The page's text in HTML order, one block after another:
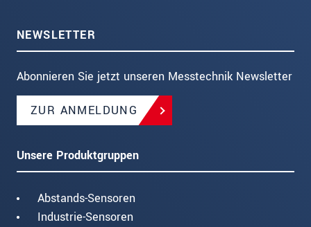
NEWSLETTER
Abonnieren Sie jetzt unseren Messtechnik Newsletter
ZUR ANMELDUNG
Unsere Produktgruppen
Abstands-Sensoren
Industrie-Sensoren